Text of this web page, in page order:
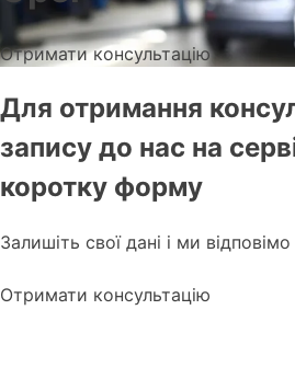
Отримати консультацію
Для отримання
запису до нас на
коротку форму
Залишіть свої дані і ми
Отримати консультацію